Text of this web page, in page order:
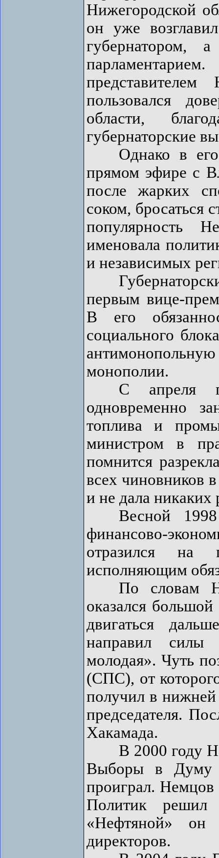
Нижегородской
он уже
пользовался
области,
губернаторские
Однако в его
прямом эфире с
после жарких
соком, бросаться
популярность
именовала
и независимых
первым вице-
В его
социального
монополии.
С апреля
одновременно
топлива и
министром в
помнится
всех чиновников
и не дала никаких
Весной 1998
финансово-
отразился на
исполняющим
По словам
оказался
двигаться
направил силы
молодая». Чуть
(СПС), от
получил в нижней
председателя.
Хакамада.
В 2000 году
Выборы в Думу
проиграл. Немцов
Политик решил
«Нефтяной» он
директоров.